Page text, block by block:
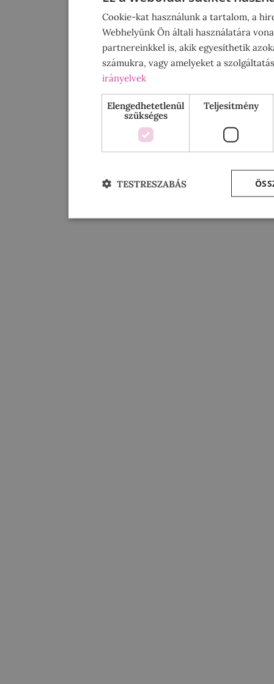
Cookie-kat használunk a tartalom, a
Webhelyünk Ön általi használatára
partnereinkkel is, akik egyesíthetik
számukra, vagy amelyeket a
irányelvek
Elengedhetetlenül
szükséges
Teljesítmény
TESTRESZABÁS